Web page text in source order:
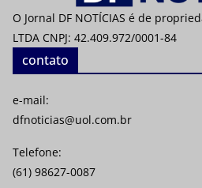
O Jornal DF NOTÍCIAS é de
LTDA CNPJ: 42.409.972/0001-84
contato
e-mail:
dfnoticias@uol.com.br
Telefone:
(61) 98627-0087